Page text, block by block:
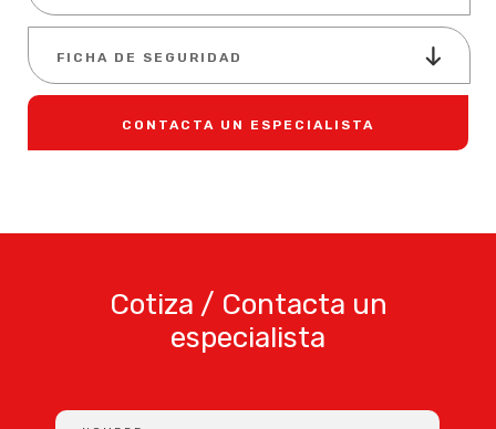
FICHA DE SEGURIDAD
CONTACTA UN ESPECIALISTA
Cotiza / Contacta un
especialista